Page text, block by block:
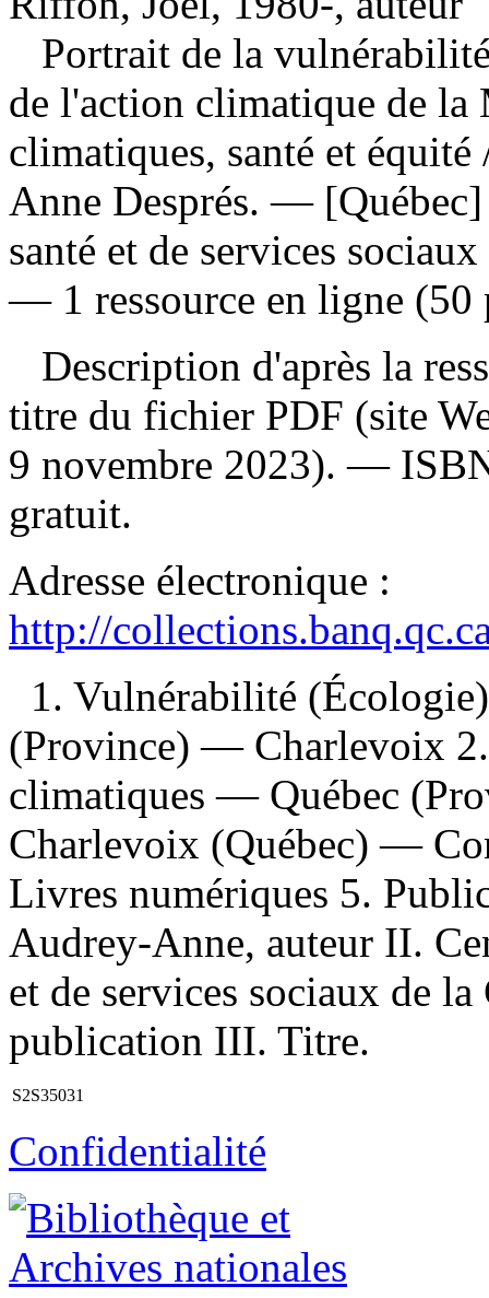
Portrait de la
de l'action climatique de
climatiques, santé et équité
Anne Després. —
santé et de services
— 1 ressource en ligne (50
Description d'après la
titre du fichier PDF (site
9 novembre 2023). —
gratuit.
Adresse électronique :
http://
1. Vulnérabilité
(Province) — Charlevoix 2.
climatiques — Québec
Charlevoix (Québec) —
Livres numériques 5.
Audrey-Anne, auteur II.
et de services sociaux de
publication III. Titre.
S2S35031
Confidentialité